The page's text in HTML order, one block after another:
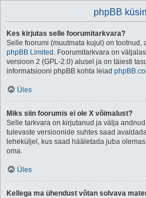
phpBB
Kes kirjutas selle foorumitarkvara?
Selle foorumi (muutmata kujul) on tootnud,
phpBB Limited . Foorumitarkvara on
versioon 2 (GPL-2.0) alusel ja on täiesti
informatsiooni phpBB kohta leiad
Üles
Miks siin foorumis ei ole X võimalust?
Selle tarkvara on kirjutanud ja välja
tulevaste versioonide suhtes saad
leheküljel, kus saad hääletada juba
oma.
Üles
Kellega ma ühendust võtan solvava